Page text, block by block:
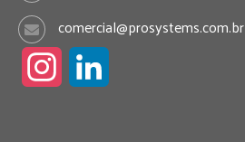
comercial@prosystems.com.br